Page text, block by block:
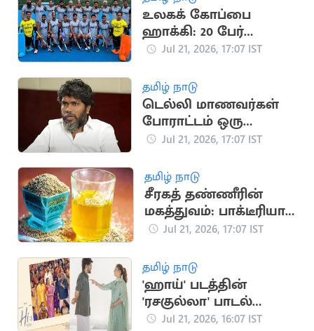
உலகக் கோப்பை
ஹாக்கி: 20 பேர்
கொண்ட இந்திய
Jul 21, 2026, 17:07 IST
தமிழ் நாடு
டெல்லி மாணவர்கள்
போராட்டம் ஒரு
தலைமுறையின்
பா.ரஞ்சித்
Jul 21, 2026, 17:07 IST
தமிழ் நாடு
சீரகத் தண்ணீரின்
மகத்துவம்: பாக்டீரியா
தொற்று முதல் இதய
Jul 21, 2026, 17:07 IST
தமிழ் நாடு
'ஹாய்' படத்தின்
'ரசகுல்லா' பாடல்
நாளை வெளியீடு
Jul 21, 2026, 16:07 IST